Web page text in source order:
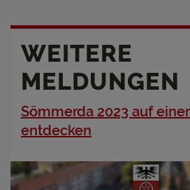
WEITERE
MELDUNGEN
Sömmerda 2023 auf
entdecken